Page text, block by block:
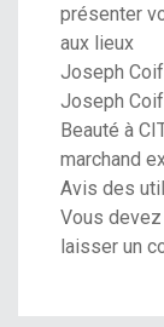
présenter
aux lieux
Joseph
Joseph
Beauté à
marchand
Avis des
Vous
laisser un